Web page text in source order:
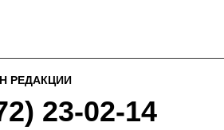
РЕДАКЦИИ
23-02-14